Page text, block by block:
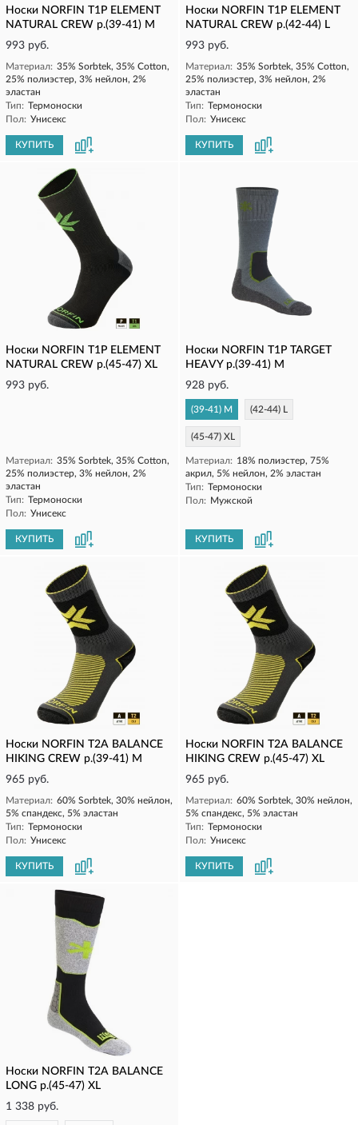
Носки NORFIN T1P ELEMENT
NATURAL CREW р.(39-41) M
993 руб.
Материал: 35% Sorbtek, 35% Cotton,
25% полиэстер, 3% нейлон, 2%
эластан
Тип: Термоноски
Пол: Унисекс
КУПИТЬ
Носки NORFIN T1P ELEMENT
NATURAL CREW р.(42-44) L
993 руб.
Материал: 35% Sorbtek, 35% Cotton,
25% полиэстер, 3% нейлон, 2%
эластан
Тип: Термоноски
Пол: Унисекс
КУПИТЬ
Носки NORFIN T1P ELEMENT
NATURAL CREW р.(45-47) XL
993 руб.
Материал: 35% Sorbtek, 35% Cotton,
25% полиэстер, 3% нейлон, 2%
эластан
Тип: Термоноски
Пол: Унисекс
КУПИТЬ
Носки NORFIN T1P TARGET
HEAVY р.(39-41) M
928 руб.
(39-41) M (42-44) L
(45-47) XL
Материал: 18% полиэстер, 75%
акрил, 5% нейлон, 2% эластан
Тип: Термоноски
Пол: Мужской
КУПИТЬ
Носки NORFIN T2A BALANCE
HIKING CREW р.(39-41) M
965 руб.
Материал: 60% Sorbtek, 30% нейлон,
5% спандекс, 5% эластан
Тип: Термоноски
Пол: Унисекс
КУПИТЬ
Носки NORFIN T2A BALANCE
HIKING CREW р.(45-47) XL
965 руб.
Материал: 60% Sorbtek, 30% нейлон,
5% спандекс, 5% эластан
Тип: Термоноски
Пол: Унисекс
КУПИТЬ
Носки NORFIN T2A BALANCE
LONG р.(45-47) XL
1 338 руб.